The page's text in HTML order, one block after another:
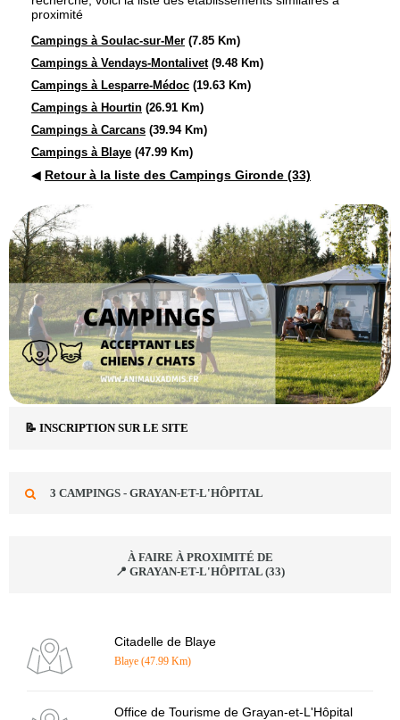
proximité
Campings à Soulac-sur-Mer (7.85 Km)
Campings à Vendays-Montalivet(9.48 Km)
Campings à Lesparre-Médoc (19.63 Km)
Campings à Hourtin (26.91 Km)
Campings à Carcans (39.94 Km)
Campings à Blaye (47.99 Km)
◀ Retour à la liste des Campings Gironde (33)
📝 INSCRIPTION SUR LE SITE
3 CAMPINGS - GRAYAN-ET-L'HÔPITAL
À FAIRE À PROXIMITÉ DE
📍 GRAYAN-ET-L'HÔPITAL (33)
Citadelle de Blaye
Blaye (47.99 Km)
Office de Tourisme de Grayan-et-L'Hôpital